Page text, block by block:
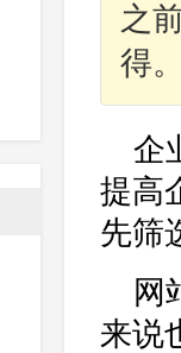
之
得
企
提高
先筛
网
来说